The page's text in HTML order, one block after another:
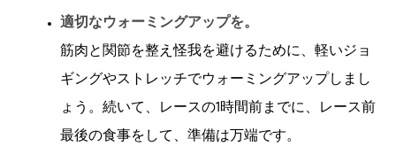
適切なウォーミングアップを。
筋肉と関節を整え怪我を避けるために、軽いジョ
ギングやストレッチでウォーミングアップしまし
ょう。続いて、レースの1時間前までに、レース前
最後の食事をして、準備は万端です。